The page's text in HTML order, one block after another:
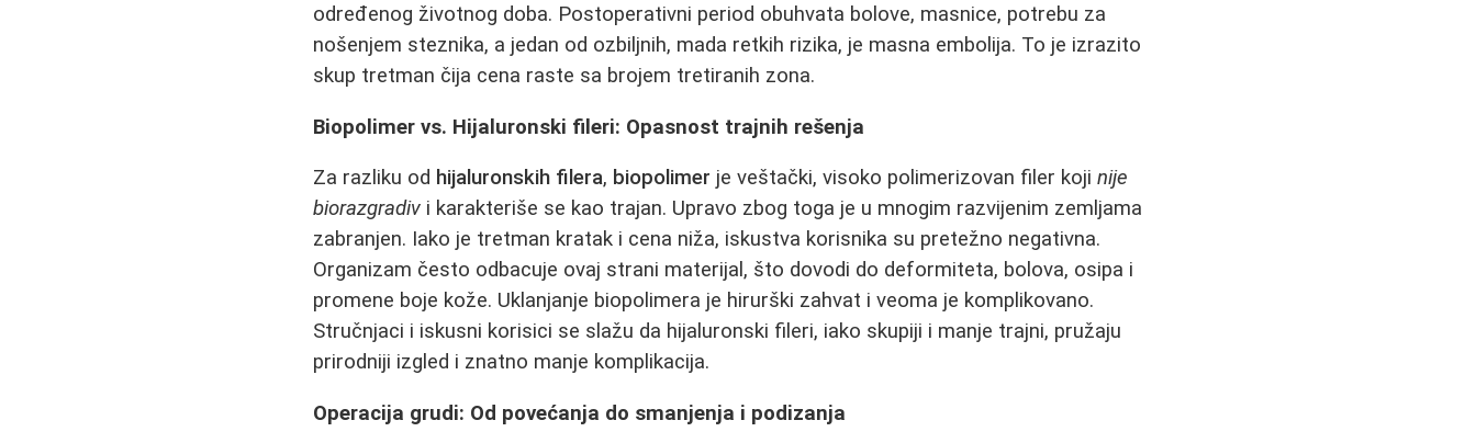
određenog životnog doba. Postoperativni period obuhvata bolove, masnice, potrebu za
nošenjem steznika, a jedan od ozbiljnih, mada retkih rizika, je masna embolija. To je izrazito
skup tretman čija cena raste sa brojem tretiranih zona.
Biopolimer vs. Hijaluronski fileri: Opasnost trajnih rešenja
Za razliku od hijaluronskih filera, biopolimer je veštački, visoko polimerizovan filer kojinije
biorazgradiv i karakteriše se kao trajan. Upravo zbog toga je u mnogim razvijenim zemljama
zabranjen. Iako je tretman kratak i cena niža, iskustva korisnika su pretežno negativna.
Organizam često odbacuje ovaj strani materijal, što dovodi do deformiteta, bolova, osipa i
promene boje kože. Uklanjanje biopolimera je hirurški zahvat i veoma je komplikovano.
Stručnjaci i iskusni korisici se slažu da hijaluronski fileri, iako skupiji i manje trajni, pružaju
prirodniji izgled i znatno manje komplikacija.
Operacija grudi: Od povećanja do smanjenja i podizanja